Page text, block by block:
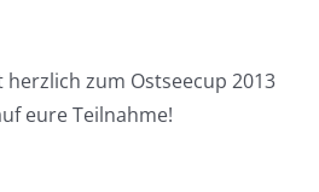
zum Ostseecup 2013
eure Teilnahme!